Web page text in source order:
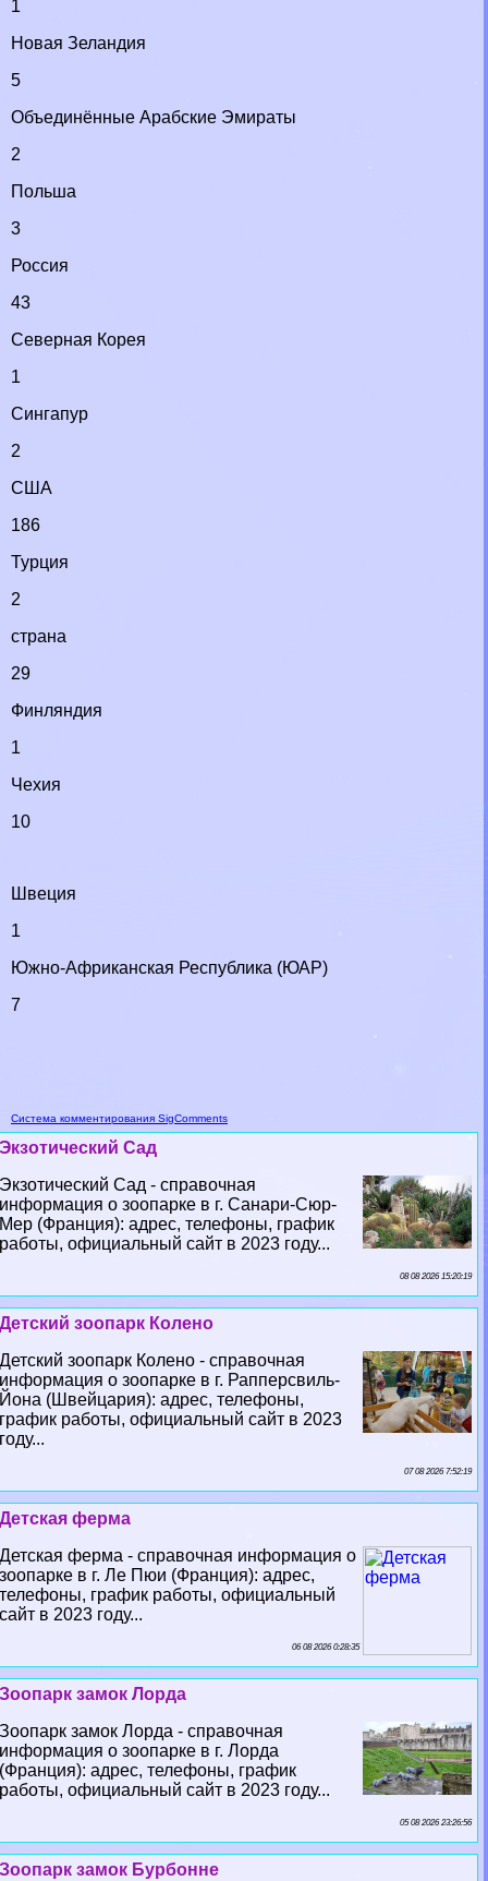
1
Новая Зеландия
5
Объединённые Арабские Эмираты
2
Польша
3
Россия
43
Северная Корея
1
Сингапур
2
США
186
Турция
2
страна
29
Финляндия
1
Чехия
10
Швеция
1
Южно-Африканская Республика (ЮАР)
7
Система комментирования SigComments
Экзотический Сад
Экзотический Сад - справочная
информация о зоопарке в г. Санари-Сюр-
Мер (Франция): адрес, телефоны, график
работы, официальный сайт в 2023 году...
08 08 2026 15:20:19
Детский зоопарк Колено
Детский зоопарк Колено - справочная
информация о зоопарке в г. Рапперсвиль-
Йона (Швейцария): адрес, телефоны,
график работы, официальный сайт в 2023
году...
07 08 2026 7:52:19
Детская ферма
Детская ферма - справочная информация о
зоопарке в г. Ле Пюи (Франция): адрес,
телефоны, график работы, официальный
сайт в 2023 году...
06 08 2026 0:28:35
Зоопарк замок Лорда
Зоопарк замок Лорда - справочная
информация о зоопарке в г. Лорда
(Франция): адрес, телефоны, график
работы, официальный сайт в 2023 году...
05 08 2026 23:26:56
Зоопарк замок Бурбонне